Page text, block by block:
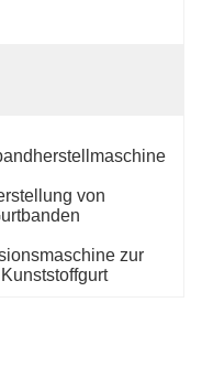
von
zur